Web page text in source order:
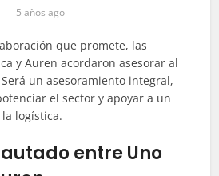
5 años ago
que promete, las
yAuren acordaron asesorar al
un asesoramiento integral,
el sector y apoyar a un
logística.
entre Uno